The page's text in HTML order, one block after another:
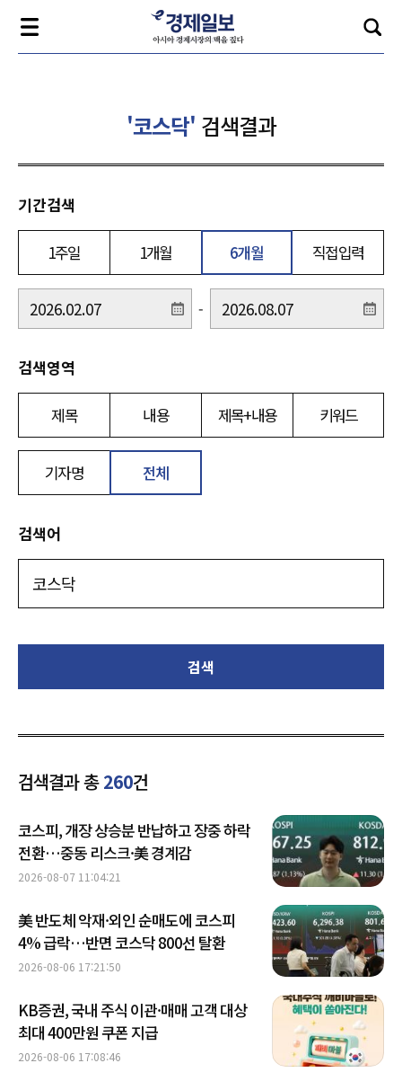
'코스닥' 검색결과
기간검색
1주일 1개월 6개월 직접입력
-
검색영역
제목 내용 제목+내용 키워드
기자명 전체
검색어
검색
검색결과 총260건
코스피, 개장 상승분 반납하고 장중 하락
전환…중동 리스크·美 경계감
2026-08-07 11:04:21
美 반도체 악재·외인 순매도에 코스피
4% 급락…반면 코스닥 800선 탈환
2026-08-06 17:21:50
KB증권, 국내 주식 이관·매매 고객 대상
최대 400만원 쿠폰 지급
2026-08-06 17:08:46